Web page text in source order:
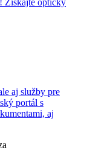
aj služby pre
portál s
aj